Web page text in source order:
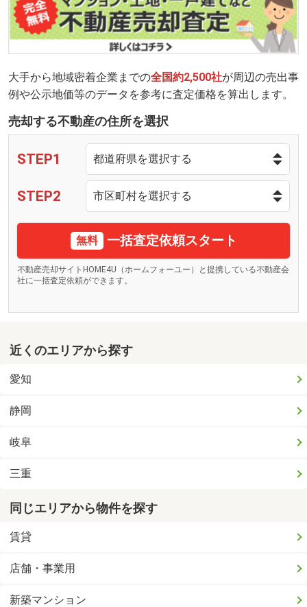
大手から地域密着企業までの全国約2,500社が周辺の売出事
例や公示地価等のデータを参考に査定価格を算出します。
売却する不動産の住所を選択
STEP1
STEP2
無料 一括査定依頼スタート
不動産売却サイトHOME4U（ホームフォーユー）と提携している不動産会
社に一括査定依頼ができます。
近くのエリアから探す
愛知
静岡
岐阜
三重
同じエリアから物件を探す
賃貸
店舗・事業用
新築マンション